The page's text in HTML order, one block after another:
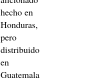
hecho en
Honduras,
pero
distribuido
en
Guatemala.